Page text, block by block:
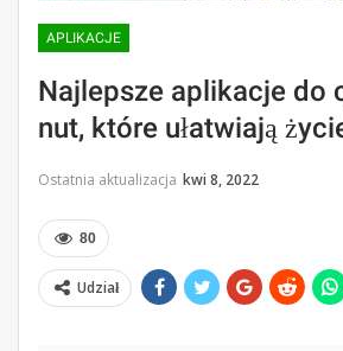
APLIKACJE
Najlepsze aplikacje do
nut, które ułatwiają
Ostatnia aktualizacja kwi 8, 2022
80
Udział